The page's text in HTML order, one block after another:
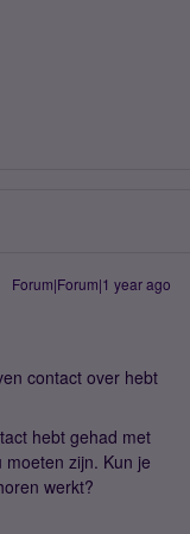
Forum|Forum|1 year ago
contact over hebt
hebt gehad met
zijn. Kun je
werkt?